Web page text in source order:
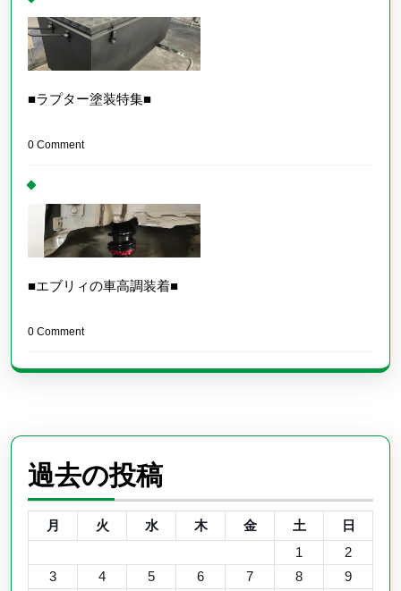
■ラプター塗装特集■
0 Comment
■エブリィの車高調装着■
0 Comment
過去の投稿
月 火 水 木 金 土
日
1
2
3
4 5 6 7 8
9